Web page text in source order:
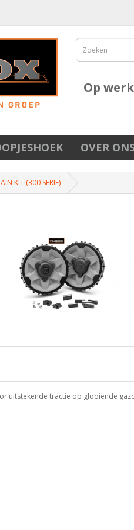
Op
OVER
KIT (300 SERIE)
uitstekende tractie op glooiende